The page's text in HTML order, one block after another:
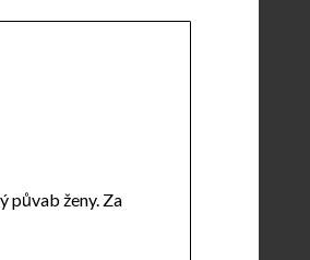
půvab ženy. Za